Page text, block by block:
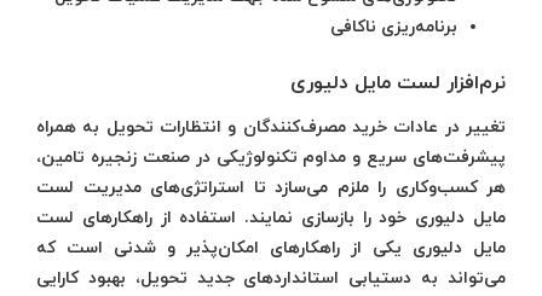
برنامه‌ریزی ناکافی
نرم‌افزار لست مایل دلیوری
تغییر در عادات خرید مصرف‌کنندگان و انتظارات تحویل به همراه
پیشرفت‌های سریع و مداوم تکنولوژیکی در صنعت زنجیره تامین،
هر کسب‌وکاری را ملزم می‌سازد تا استراتژی‌های مدیریت لست
مایل دلیوری خود را بازسازی نمایند. استفاده از راهکارهای لست
مایل دلیوری یکی از راهکارهای امکان‌پذیر و شدنی است که
می‌تواند به دستیابی استانداردهای جدید تحویل، بهبود کارایی